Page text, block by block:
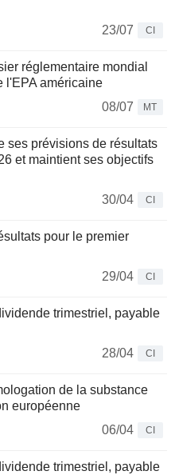
23/07
CI
réglementaire mondial
l'EPA américaine
08/07
MT
ses prévisions de résultats
et maintient ses objectifs
30/04
CI
pour le premier
29/04
CI
trimestriel, payable
28/04
CI
de la substance
européenne
06/04
CI
trimestriel, payable